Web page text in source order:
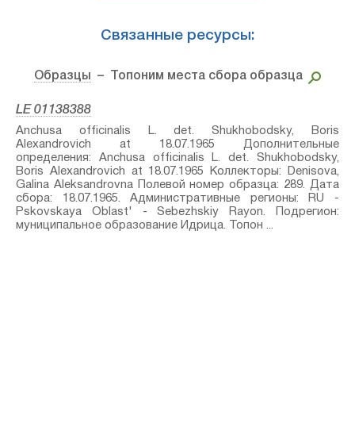
Связанные ресурсы:
Образцы – Топоним места сбора образца
LE 01138388
Anchusa officinalis L.⁣ det. Shukhobodsky, Boris
Alexandrovich at 18.07.1965 Дополнительные
определения: Anchusa officinalis L.⁣ det. Shukhobodsky,
Boris Alexandrovich at 18.07.1965 Коллекторы: Denisova,
Galina Aleksandrovna Полевой номер образца: 289. Дата
сбора: 18.07.1965. Административные регионы: RU -
Pskovskaya Oblast' - Sebezhskiy Rayon. Подрегион:
муниципальное образование Идрица. Топон ...